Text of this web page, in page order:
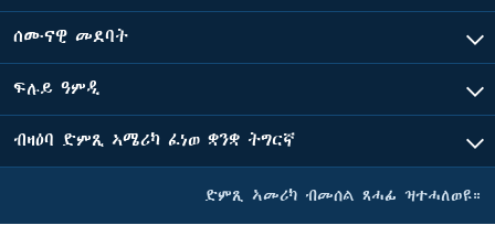
ሰሙናዊ መደባት
ፍሉይ ዓምዲ
ብዛዕባ ድምጺ ኣሜሪካ ፈነወ ቋንቋ ትግርኛ
ድምጺ ኣመሪካ ብመሰል ጸሓፊ ዝተሓለወዩ።